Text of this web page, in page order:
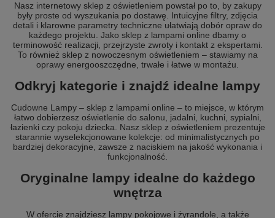
Nasz internetowy sklep z oświetleniem powstał po to, by zakupy
były proste od wyszukania po dostawę. Intuicyjne filtry, zdjęcia
detali i klarowne parametry techniczne ułatwiają dobór opraw do
każdego projektu. Jako sklep z lampami online dbamy o
terminowość realizacji, przejrzyste zwroty i kontakt z ekspertami.
To również sklep z nowoczesnym oświetleniem – stawiamy na
oprawy energooszczędne, trwałe i łatwe w montażu.
Odkryj kategorie i znajdź idealne lampy
Cudowne Lampy – sklep z lampami online – to miejsce, w którym
łatwo dobierzesz oświetlenie do salonu, jadalni, kuchni, sypialni,
łazienki czy pokoju dziecka. Nasz sklep z oświetleniem prezentuje
starannie wyselekcjonowane kolekcje: od minimalistycznych po
bardziej dekoracyjne, zawsze z naciskiem na jakość wykonania i
funkcjonalność.
Oryginalne lampy idealne do każdego
wnętrza
W ofercie znajdziesz lampy pokojowe i żyrandole, a także